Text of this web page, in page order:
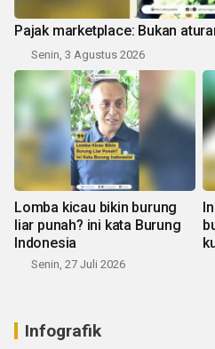
Pajak marketplace: Bukan
Senin, 3 Agustus 2026
Lomba kicau bikin burung
liar punah? ini kata Burung
Indonesia
Senin, 27 Juli 2026
Infografik